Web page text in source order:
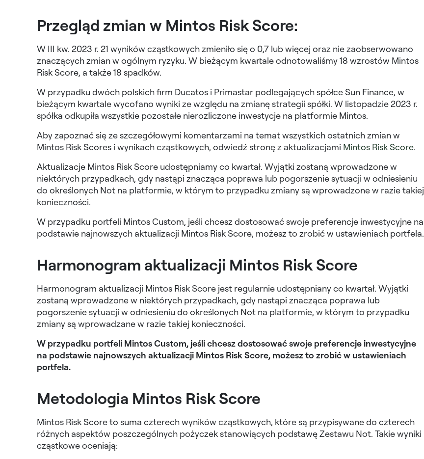
Przegląd zmian w Mintos Risk Score:
W III kw. 2023 r. 21 wyników cząstkowych zmieniło się o 0,7 lub więcej oraz nie zaobserwowano
znaczących zmian w ogólnym ryzyku. W bieżącym kwartale odnotowaliśmy 18 wzrostów Mintos
Risk Score, a także 18 spadków.
W przypadku dwóch polskich firm Ducatos i Primastar podlegających spółce Sun Finance, w
bieżącym kwartale wycofano wyniki ze względu na zmianę strategii spółki. W listopadzie 2023 r.
spółka odkupiła wszystkie pozostałe nierozliczone inwestycje na platformie Mintos.
Aby zapoznać się ze szczegółowymi komentarzami na temat wszystkich ostatnich zmian w
Mintos Risk Scores i wynikach cząstkowych, odwiedź stronę z aktualizacjami Mintos Risk Score.
Aktualizacje Mintos Risk Score udostępniamy co kwartał. Wyjątki zostaną wprowadzone w
niektórych przypadkach, gdy nastąpi znacząca poprawa lub pogorszenie sytuacji w odniesieniu
do określonych Not na platformie, w którym to przypadku zmiany są wprowadzone w razie takiej
konieczności.
W przypadku portfeli Mintos Custom, jeśli chcesz dostosować swoje preferencje inwestycyjne na
podstawie najnowszych aktualizacji Mintos Risk Score, możesz to zrobić w ustawieniach portfela.
Harmonogram aktualizacji Mintos Risk Score
Harmonogram aktualizacji Mintos Risk Score jest regularnie udostępniany co kwartał. Wyjątki
zostaną wprowadzone w niektórych przypadkach, gdy nastąpi znacząca poprawa lub
pogorszenie sytuacji w odniesieniu do określonych Not na platformie, w którym to przypadku
zmiany są wprowadzane w razie takiej konieczności.
W przypadku portfeli Mintos Custom, jeśli chcesz dostosować swoje preferencje inwestycyjne
na podstawie najnowszych aktualizacji Mintos Risk Score, możesz to zrobić w ustawieniach
portfela.
Metodologia Mintos Risk Score
Mintos Risk Score to suma czterech wyników cząstkowych, które są przypisywane do czterech
różnych aspektów poszczególnych pożyczek stanowiących podstawę Zestawu Not. Takie wyniki
cząstkowe oceniają: